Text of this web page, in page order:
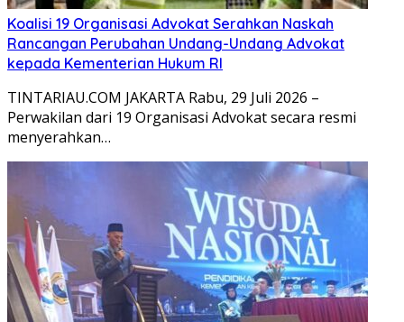
Koalisi 19 Organisasi Advokat Serahkan Naskah
Rancangan Perubahan Undang-Undang Advokat
kepada Kementerian Hukum RI
TINTARIAU.COM JAKARTA Rabu, 29 Juli 2026 –
Perwakilan dari 19 Organisasi Advokat secara resmi
menyerahkan…